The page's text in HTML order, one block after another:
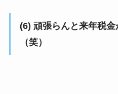
(6) 頑張らんと来年税
（笑）